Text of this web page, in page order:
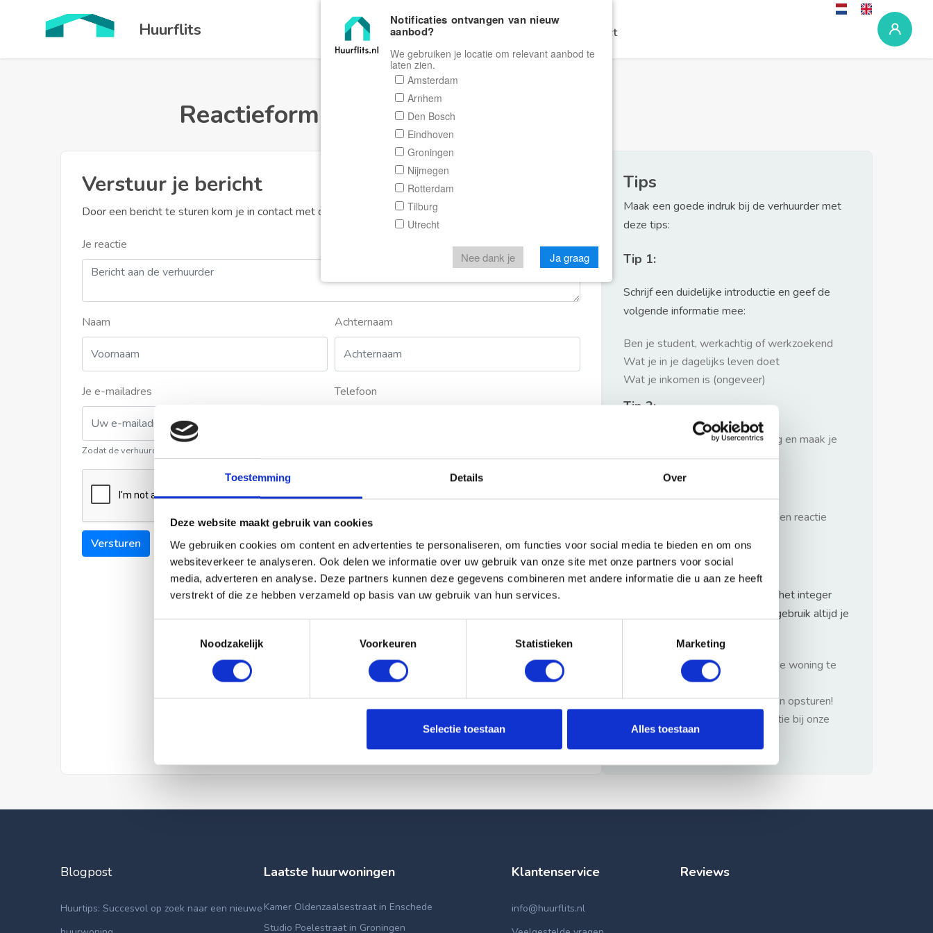
Toestemming Details Over
Deze website maakt gebruik van cookies
We gebruiken cookies om content en advertenties te personaliseren, om functies voor social media te bieden en om ons
websiteverkeer te analyseren. Ook delen we informatie over uw gebruik van onze site met onze partners voor social
media, adverteren en analyse. Deze partners kunnen deze gegevens combineren met andere informatie die u aan ze heeft
verstrekt of die ze hebben verzameld op basis van uw gebruik van hun services.
Noodzakelijk
Voorkeuren Statistieken Marketing
Selectie toestaan Alles toestaan
Huurflits Home Zoeken Contact
Reactieformulier Huurflits
Verstuur je bericht
Door een bericht te sturen kom je in contact met de aanbieder of makelaar van de woning.
Je reactie
Naam Achternaam
Je e-mailadres
Zodat de verhuurder contact met u kan opnemen
Telefoon
Versturen
Tips
Maak een goede indruk bij de verhuurder met
deze tips:
Tip 1:
Schrijf een duidelijke introductie en geef de
volgende informatie mee:
Ben je student, werkachtig of werkzoekend
Wat je in je dagelijks leven doet
Wat je inkomen is (ongeveer)
Tip 2:
Wees beleefd, niet te langdradig en maak je
verhaal kort
Wacht niet met reageren. Snel een reactie
Waarschuwing
Huurflits hecht veel waarde aan het integer
handelen van verhuurders maar gebruik altijd je
1: Nooit vooraf betalen zonder de woning te
hebben gezien.
2: Geen persoonlijke documenten opsturen!
3: Meld bij misbruik de advertentie bij onze
klantenservice.
Blogpost
Huurtips: Succesvol op zoek naar een nieuwe
Laatste huurwoningen
Kamer Oldenzaalsestraat in Enschede
Studio Poelestraat in Groningen
Klantenservice
info@huurflits.nl
Reviews
Notificaties ontvangen van nieuw
aanbod?
We gebruiken je locatie om relevant aanbod te
laten zien.
Amsterdam
Arnhem
Den Bosch
Eindhoven
Groningen
Nijmegen
Rotterdam
Tilburg
Utrecht
Nee dank je Ja graag